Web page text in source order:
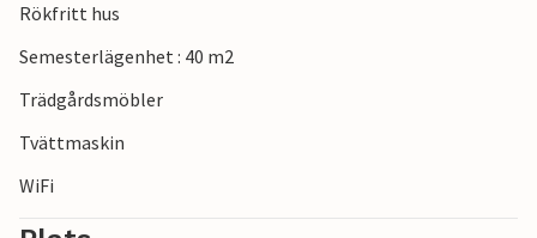
Rökfritt hus
Semesterlägenhet : 40 m2
Trädgårdsmöbler
Tvättmaskin
WiFi